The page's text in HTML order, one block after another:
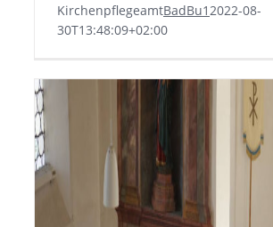
KirchenpflegeamtBadBu12022-08-
30T13:48:09+02:00